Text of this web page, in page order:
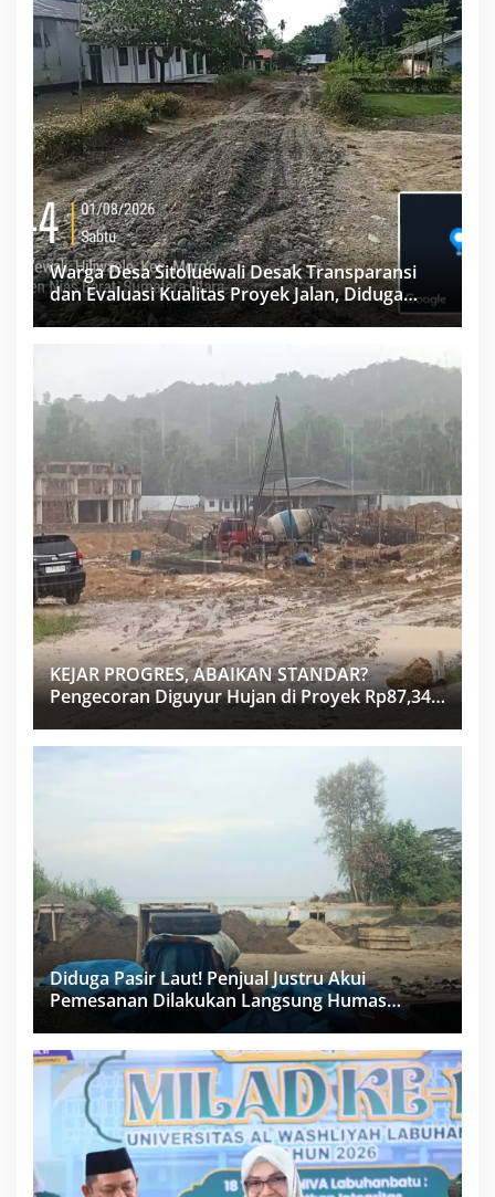
Warga Desa Sitoluewali Desak Transparansi
dan Evaluasi Kualitas Proyek Jalan, Diduga
Minim Informasi
KEJAR PROGRES, ABAIKAN STANDAR?
Pengecoran Diguyur Hujan di Proyek Rp87,34
Miliar Sukma Nias, Konsultan, Pengawas dan
PPK Bungkam
Diduga Pasir Laut! Penjual Justru Akui
Pemesanan Dilakukan Langsung Humas